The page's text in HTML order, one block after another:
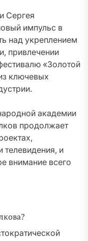
Сергея
импульс в
над укреплением
привлечении
«Золотой
ключевых
академии
продолжает
и
внимание всего